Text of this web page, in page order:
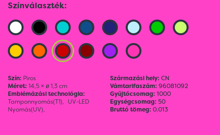
Színválaszték:
Szín: Piros
Méret: 14,5 × ø 1,3 cm
Emblémázási technológia:
Tamponnyomás(T1), UV-LED
Nyomás(UV),
Származási hely: CN
Vámtarifaszám: 96081092
Gyűjtőcsomag: 1000
Egységcsomag: 50
Bruttó tömeg: 0.013